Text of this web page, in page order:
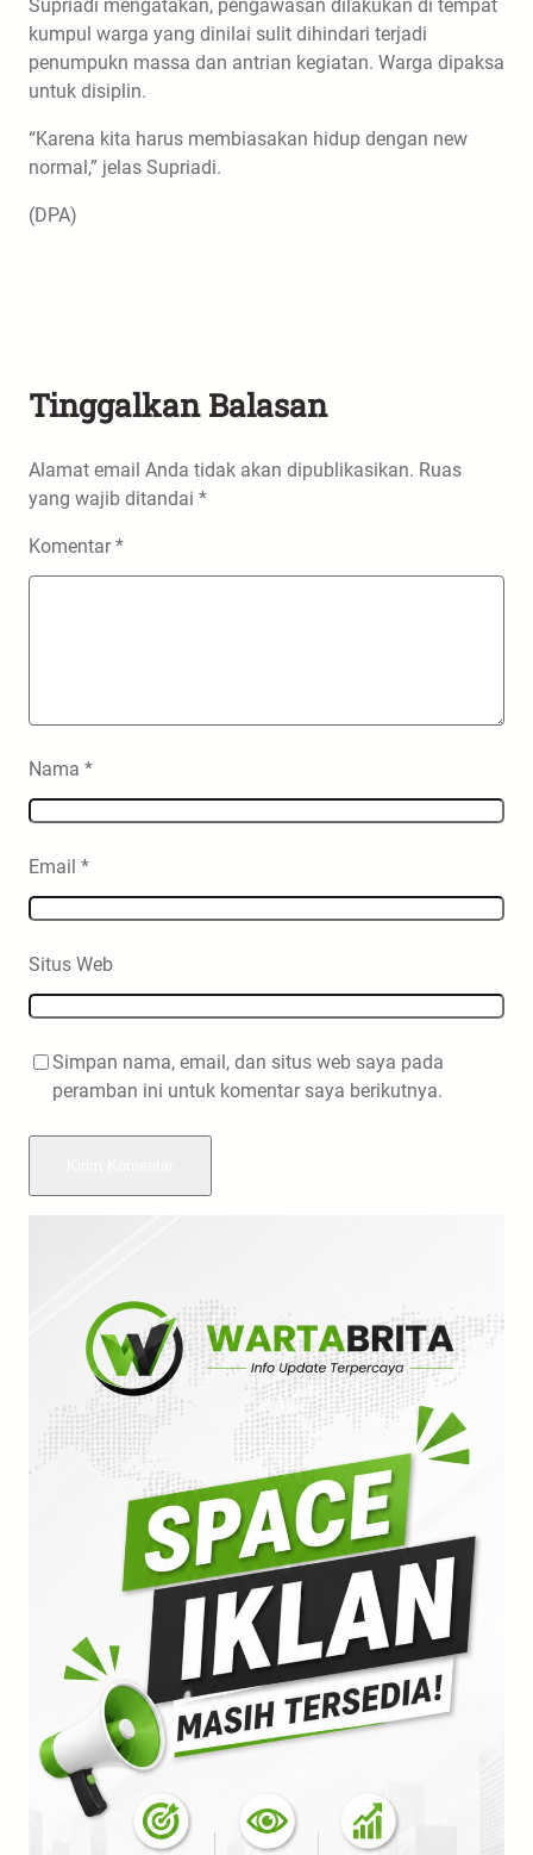
Supriadi mengatakan, pengawasan dilakukan di tempat
kumpul warga yang dinilai sulit dihindari terjadi
penumpukn massa dan antrian kegiatan. Warga dipaksa
untuk disiplin.
“Karena kita harus membiasakan hidup dengan new
normal,” jelas Supriadi.
(DPA)
Tinggalkan Balasan
Alamat email Anda tidak akan dipublikasikan. Ruas
yang wajib ditandai *
Komentar*
Nama *
Email *
Situs Web
Simpan nama, email, dan situs web saya pada
peramban ini untuk komentar saya berikutnya.